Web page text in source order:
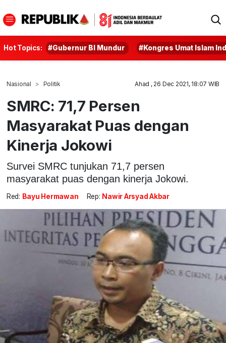
Hot Topics: #Gubernur BI Mundur #Kongres Umat Islam
Nasional Politik Ahad , 26 Dec 2021, 18:07 WIB
SMRC: 71,7 Persen
Masyarakat Puas dengan
Kinerja Jokowi
Survei SMRC tunjukan 71,7 persen
masyarakat puas dengan kinerja Jokowi.
Red: Bayu Hermawan Rep: Nawir Arsyad Akbar